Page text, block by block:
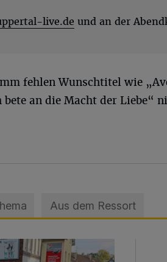
live.de und an der
fehlen Wunschtitel wie
an die Macht der Liebe“
Aus dem Ressort